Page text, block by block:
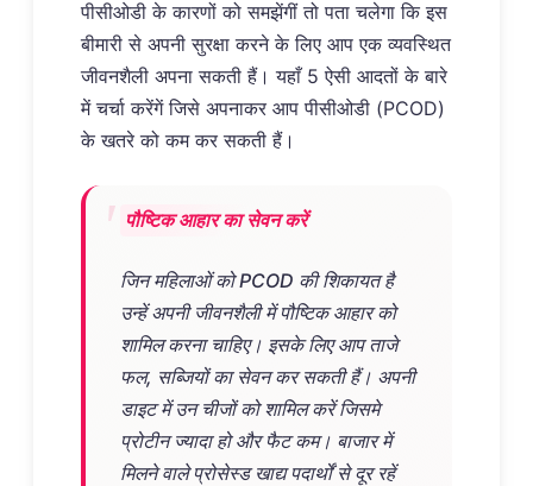
पीसीओडी के कारणों को समझेंगीं तो पता चलेगा कि इस
बीमारी से अपनी सुरक्षा करने के लिए आप एक व्यवस्थित
जीवनशैली अपना सकती हैं। यहाँ 5 ऐसी आदतों के बारे
में चर्चा करेंगें जिसे अपनाकर आप पीसीओडी (PCOD)
के खतरे को कम कर सकती हैं।
पौष्टिक आहार का सेवन करें
जिन महिलाओं को PCOD की शिकायत है
उन्हें अपनी जीवनशैली में पौष्टिक आहार को
शामिल करना चाहिए। इसके लिए आप ताजे
फल, सब्जियों का सेवन कर सकती हैं। अपनी
डाइट में उन चीजों को शामिल करें जिसमे
प्रोटीन ज्यादा हो और फैट कम। बाजार में
मिलने वाले प्रोसेस्ड खाद्य पदार्थों से दूर रहें